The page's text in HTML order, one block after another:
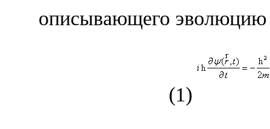
описывающего
(1)